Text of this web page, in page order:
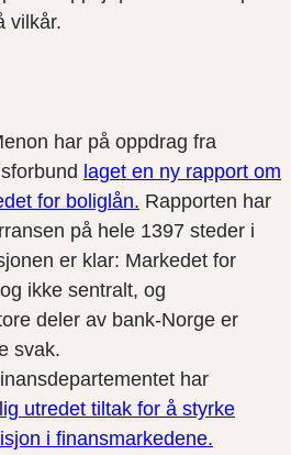
vilkår.
har på oppdrag fra
laget en ny rapport om
for boliglån. Rapporten har
på hele 1397 steder i
er klar: Markedet for
ikke sentralt, og
deler av bank-Norge er
svak.
har
utredet tiltak for å styrke
i finansmarkedene.